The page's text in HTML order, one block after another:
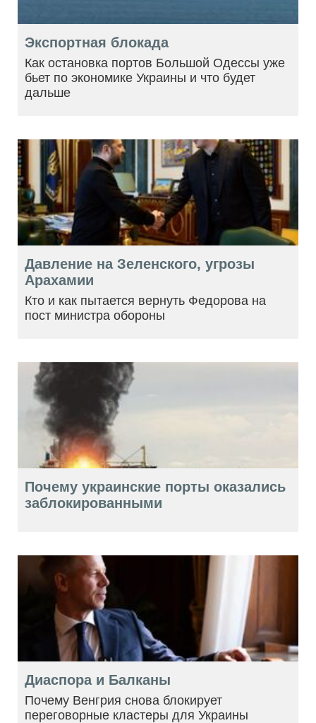
Экспортная блокада
Как остановка портов Большой Одессы уже
бьет по экономике Украины и что будет
дальше
Давление на Зеленского, угрозы
Арахамии
Кто и как пытается вернуть Федорова на
пост министра обороны
Почему украинские порты оказались
заблокированными
Диаспора и Балканы
Почему Венгрия снова блокирует
переговорные кластеры для Украины